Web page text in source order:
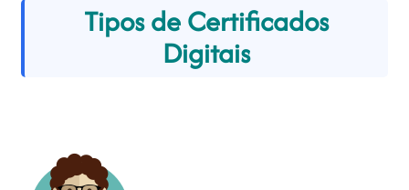
Tipos de Certificados
Digitais